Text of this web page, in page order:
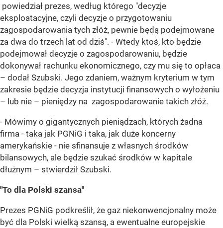
powiedział prezes, według którego "decyzje
eksploatacyjne, czyli decyzje o przygotowaniu
zagospodarowania tych złóż, pewnie będą podejmowane
za dwa do trzech lat od dziś". - Wtedy ktoś, kto będzie
podejmował decyzje o zagospodarowaniu, będzie
dokonywał rachunku ekonomicznego, czy mu się to opłaca
– dodał Szubski. Jego zdaniem, ważnym kryterium w tym
zakresie będzie decyzja instytucji finansowych o wyłożeniu
– lub nie – pieniędzy na zagospodarowanie takich złóż.
- Mówimy o gigantycznych pieniądzach, których żadna
firma - taka jak PGNiG i taka, jak duże koncerny
amerykańskie - nie sfinansuje z własnych środków
bilansowych, ale będzie szukać środków w kapitale
dłużnym – stwierdził Szubski.
"To dla Polski szansa"
Prezes PGNiG podkreślił, że gaz niekonwencjonalny może
być dla Polski wielką szansą, a ewentualne europejskie